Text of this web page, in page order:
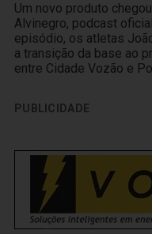
Um novo produto
Alvinegro, podcast
episódio, os atletas
a transição da base ao
entre Cidade Vozão e
PUBLICIDADE